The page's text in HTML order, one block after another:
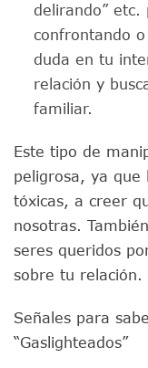
delirando”
confrontando
duda en tu
relación y
familiar.
Este tipo de
peligrosa, ya que
tóxicas, a creer
nosotras.
seres queridos
sobre tu relación.
Señales para
“Gaslighteados”